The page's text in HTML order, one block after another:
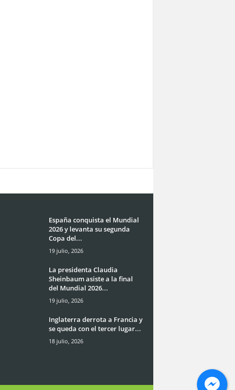
España conquista el Mundial
2026 y levanta su segunda
Copa del...
19 julio, 2026
La presidenta Claudia
Sheinbaum asiste a la final
del Mundial 2026...
19 julio, 2026
Inglaterra derrota a Francia y
se queda con el tercer lugar...
18 julio, 2026